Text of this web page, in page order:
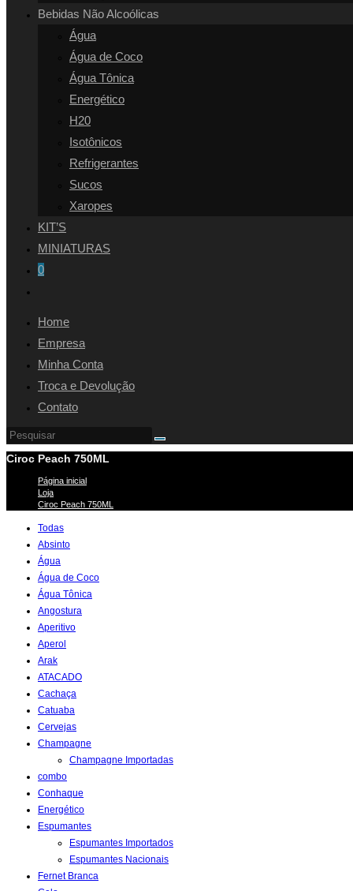
Bebidas Não Alcoólicas
Água
Água de Coco
Água Tônica
Energético
H20
Isotônicos
Refrigerantes
Sucos
Xaropes
KIT’S
MINIATURAS
0
Home
Empresa
Minha Conta
Troca e Devolução
Contato
Ciroc Peach 750ML
Página inicial
Loja
Ciroc Peach 750ML
Todas
Absinto
Água
Água de Coco
Água Tônica
Angostura
Aperitivo
Aperol
Arak
ATACADO
Cachaça
Catuaba
Cervejas
Champagne
Champagne Importadas
combo
Conhaque
Energético
Espumantes
Espumantes Importados
Espumantes Nacionais
Fernet Branca